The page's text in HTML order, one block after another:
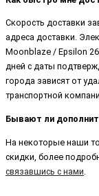
Скорость доставки
адреса доставки.
Moonblaze / Epsilon 26
дней с даты
города зависят от
транспортной
Бывают ли
На некоторые наши
скидки, более
связавшись с нами